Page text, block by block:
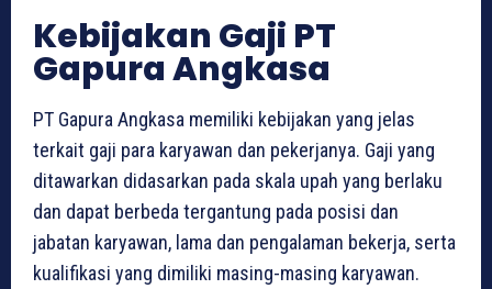
Kebijakan Gaji PT
Gapura Angkasa
PT Gapura Angkasa memiliki kebijakan yang jelas
terkait gaji para karyawan dan pekerjanya. Gaji yang
ditawarkan didasarkan pada skala upah yang berlaku
dan dapat berbeda tergantung pada posisi dan
jabatan karyawan, lama dan pengalaman bekerja, serta
kualifikasi yang dimiliki masing-masing karyawan.